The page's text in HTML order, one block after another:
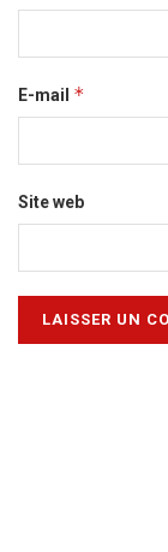
E-mail *
Site web